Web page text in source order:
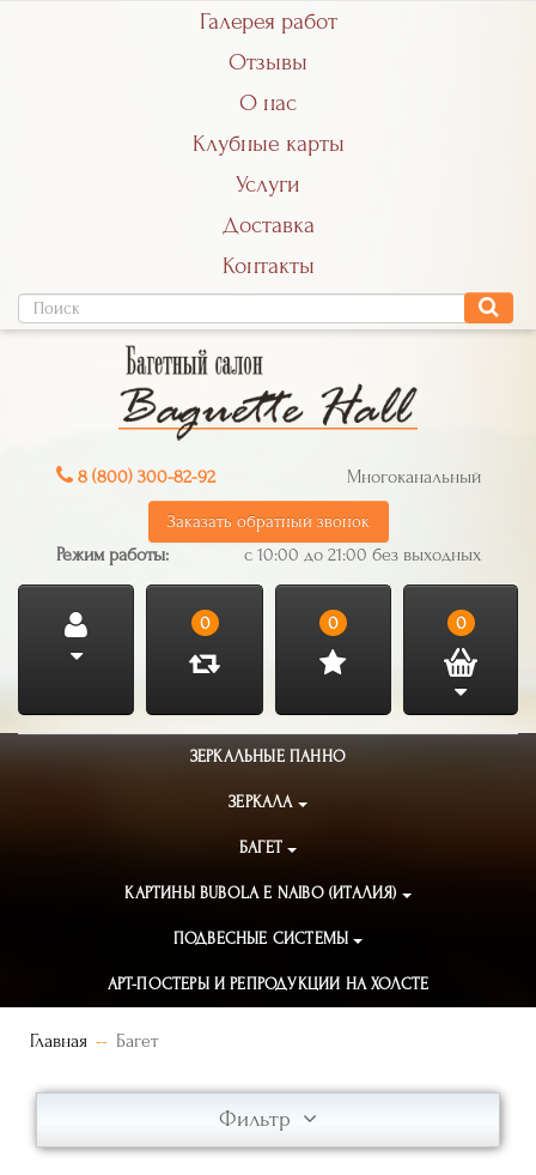
Галерея работ
Отзывы
О нас
Клубные карты
Услуги
Доставка
Контакты
8 (800) 300-82-92 Многоканальный
Заказать обратный звонок
Режим работы: с 10:00 до 21:00 без выходных
0 0 0
ЗЕРКАЛЬНЫЕ ПАННО
ЗЕРКАЛА
БАГЕТ
КАРТИНЫ BUBOLA E NAIBO (ИТАЛИЯ)
ПОДВЕСНЫЕ СИСТЕМЫ
АРТ-ПОСТЕРЫ И РЕПРОДУКЦИИ НА ХОЛСТЕ
Главная Багет
Фильтр